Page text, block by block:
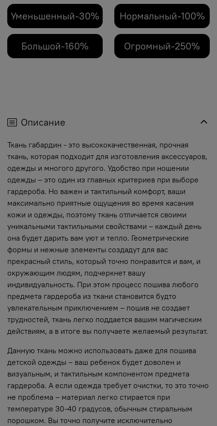
Уменьшенный-30% Нормальный-100%
Большой-160% Огромный-250%
Описание
Ткань габардин - это высококачественная, прочная
ткань, которая подходит для изготовления аксессуаров,
одежды и многого другого. Удобство при ношении
одежды – это один из главных критериев при выборе
гардероба. Но важен и тактильный комфорт, ваши
максимально приятные ощущения во время касания
кожи и одежды, поэтому ткань отличается своими
уникальными тактильными свойствами – каждый день
она будет дарить вам уют и тепло. Геометрические
формы и нежные элементы создадут для вас
прекрасный стиль, который точно понравится и вам, и
окружающим людям, подчеркнет вашу
индивидуальность. При этом процесс пошива любого
предмета гардероба из ткани становится будто
увлекательным приключением – пошив не создает
трудностей, ткань легко поддается вашим магическим
действиям, а в итоге вы получаете желаемый результат.
Данную ткань можно использовать даже для пошива
детской одежды – ваш ребенок будет доволен и
визуальным, и тактильным компонентом предмета
гардероба. А если одежда требует очистки, то это точно
не проблема – материал легко стирается при
температуре 30-40 градусов, обычным стиральным
порошком. Вы точно получите исключительно